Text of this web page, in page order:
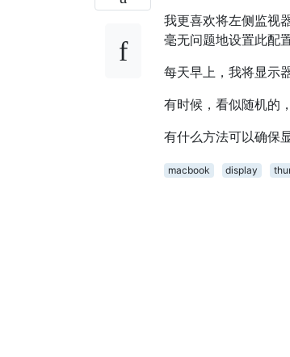
我更喜欢将左侧监视
毫无问题地设置此配置
每天早上，我将显示
有时候，看似随机的
有什么方法可以确保
macbook display